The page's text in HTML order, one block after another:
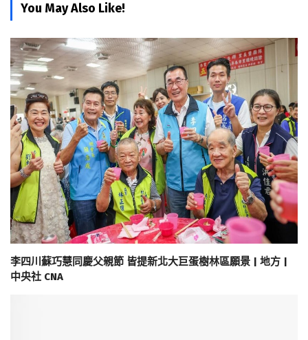
You May Also Like!
李四川蘇巧慧同慶父親節 皆提新北大巨蛋樹林區願景 | 地方 |
中央社 CNA